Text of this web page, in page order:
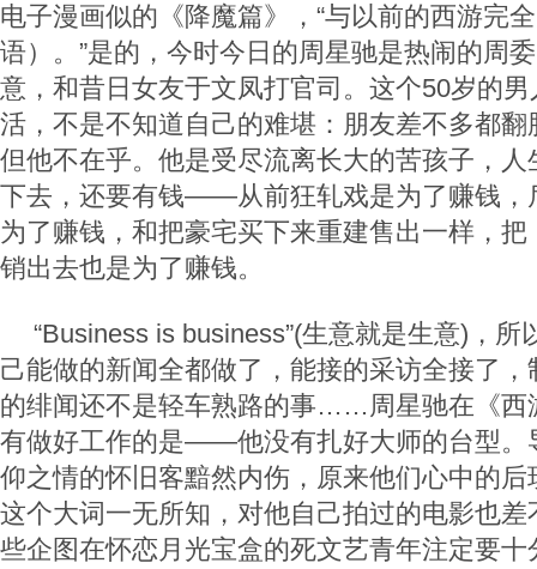
电子漫画似的《降魔篇》，“与以前的西游完
语）。”是的，今时今日的周星驰是热闹的周
意，和昔日女友于文凤打官司。这个50岁的
活，不是不知道自己的难堪：朋友差不多都
但他不在乎。他是受尽流离长大的苦孩子，
下去，还要有钱——从前狂轧戏是为了赚钱，
为了赚钱，和把豪宅买下来重建售出一样，把
销出去也是为了赚钱。
“Business is business”(生意就是生意)，所
己能做的新闻全都做了，能接的采访全接了
的绯闻还不是轻车熟路的事……周星驰在《西
有做好工作的是——他没有扎好大师的台型。
仰之情的怀旧客黯然内伤，原来他们心中的
这个大词一无所知，对他自己拍过的电影也
些企图在怀恋月光宝盒的死文艺青年注定要